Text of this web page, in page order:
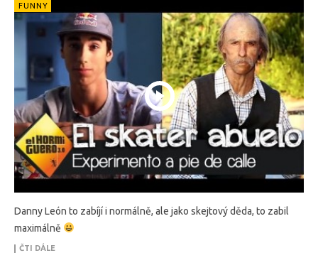
FUNNY
Danny León to zabíjí i normálně, ale jako skejtový děda, to zabil
maximálně
ČTI DÁLE